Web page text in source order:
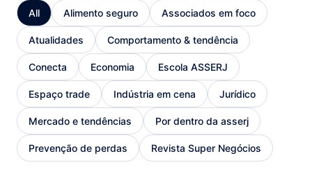
All Alimento seguro Associados em foco
Atualidades Comportamento & tendência
Conecta Economia Escola ASSERJ
Espaço trade Indústria em cena Jurídico
Mercado e tendências Por dentro da asserj
Prevenção de perdas Revista Super Negócios